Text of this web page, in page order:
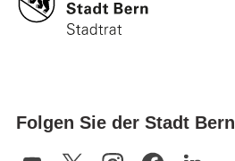
Folgen Sie der Stadt Bern